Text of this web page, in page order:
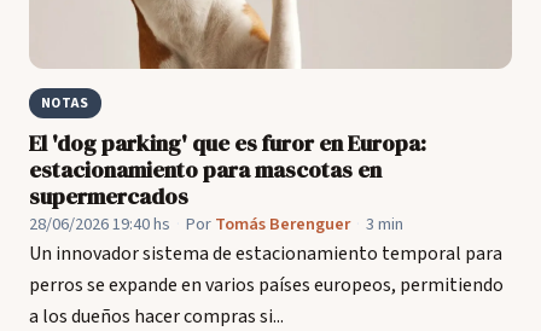
NOTAS
El 'dog parking' que es furor en Europa:
estacionamiento para mascotas en
supermercados
28/06/2026 19:40 hs PorTomás Berenguer 3 min
Un innovador sistema de estacionamiento temporal para
perros se expande en varios países europeos, permitiendo
a los dueños hacer compras si...